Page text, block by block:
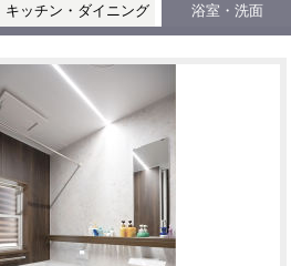
キッチン・ダイニング 浴室・洗面